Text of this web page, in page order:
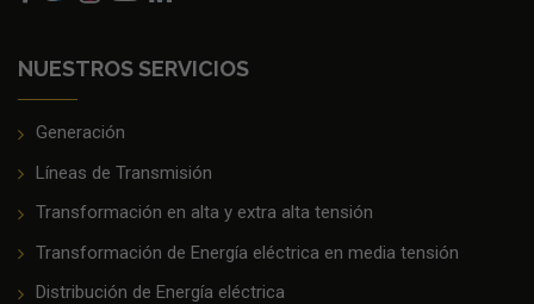
NUESTROS SERVICIOS
Generación
Líneas de Transmisión
Transformación en alta y extra alta tensión
Transformación de Energía eléctrica en media tensión
Distribución de Energía eléctrica